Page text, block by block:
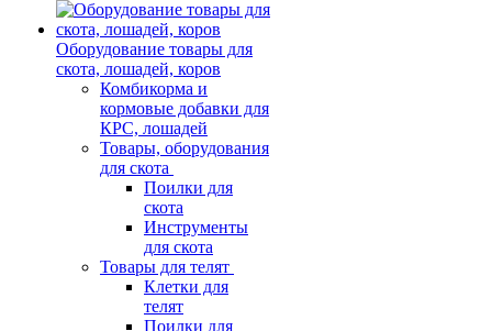
Оборудование товары для
скота, лошадей, коров
Комбикорма и
кормовые добавки для
КРС, лошадей
Товары, оборудования
для скота
Поилки для
скота
Инструменты
для скота
Товары для телят
Клетки для
телят
Поилки для